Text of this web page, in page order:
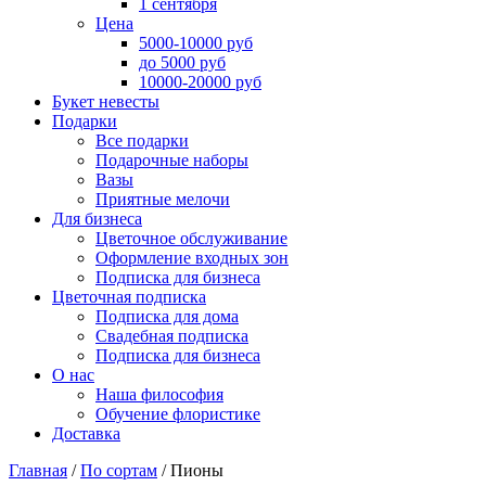
1 сентября
Цена
5000-10000 руб
до 5000 руб
10000-20000 руб
Букет невесты
Подарки
Все подарки
Подарочные наборы
Вазы
Приятные мелочи
Для бизнеса
Цветочное обслуживание
Оформление входных зон
Подписка для бизнеса
Цветочная подписка
Подписка для дома
Свадебная подписка
Подписка для бизнеса
О нас
Наша философия
Обучение флористике
Доставка
Главная / По сортам /Пионы